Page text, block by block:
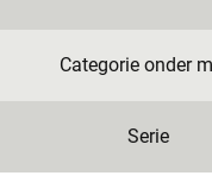
Categorie onder
Serie